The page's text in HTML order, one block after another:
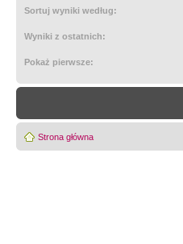
Sortuj wyniki według:
Wyniki z ostatnich:
Pokaż pierwsze:
Strona główna